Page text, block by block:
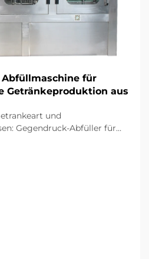
Abfüllmaschine für
Getränkeproduktion aus
und
Gegendruck-Abfüller für
erfordern schonende